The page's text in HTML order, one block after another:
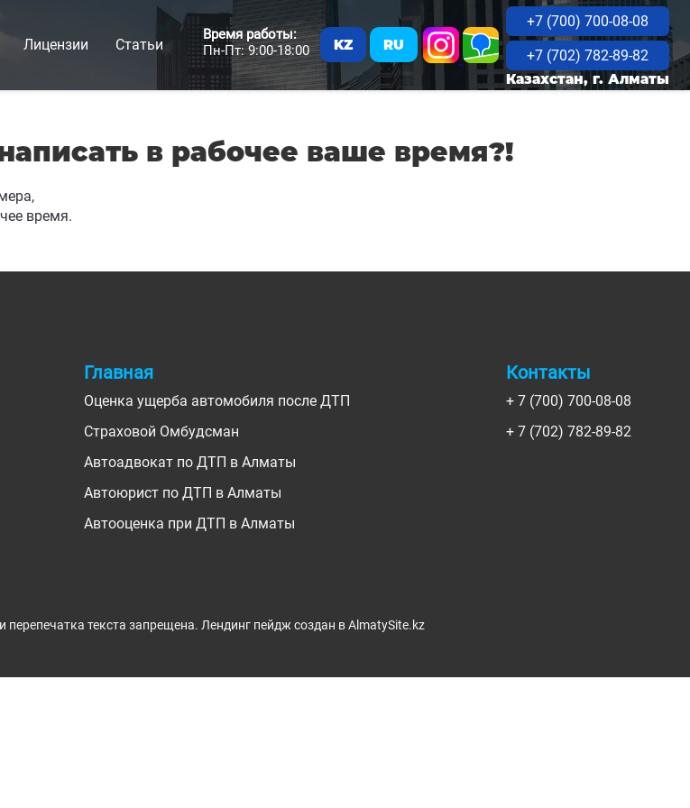
Лицензии Статьи KZ RU
+7 (700) 700-08-08
+7 (702) 782-89-82
Казахстан, г. Алматы
Время работы:
Пн-Пт: 9:00-18:00
в рабочее ваше время?!
время.
Главная
Оценка ущерба автомобиля после ДТП
Страховой Омбудсман
Автоадвокат по ДТП в Алматы
Автоюрист по ДТП в Алматы
Автооценка при ДТП в Алматы
Контакты
+ 7 (700) 700-08-08
+ 7 (702) 782-89-82
текста запрещена. Лендинг пейдж создан в AlmatySite.kz